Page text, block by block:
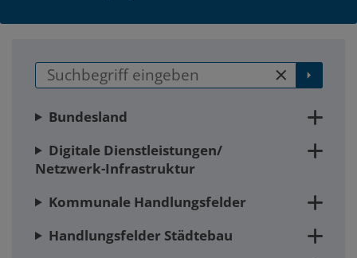
main
Zum
Seitenbereich
Zum
Hauptinhalt
Bundesland
Digitale Dienstleistungen/
Netzwerk-Infrastruktur
Kommunale Handlungsfelder
Handlungsfelder Städtebau